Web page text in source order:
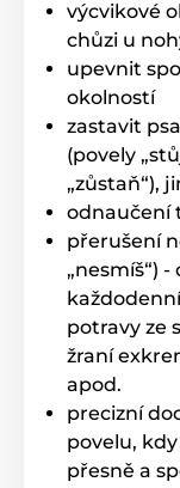
výcvikové
chůzi u
upevnit
okolností
zastavit
(povely
„zůstaň“),
odnaučení
přerušení
„nesmíš“)
potravy ze
žraní
apod.
precizní
povelu,
přesně a